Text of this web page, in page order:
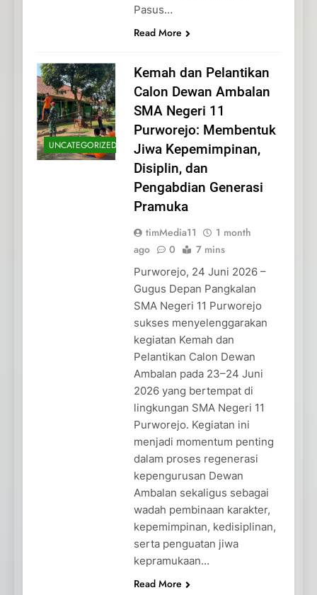
Pasus…
Read More
UNCATEGORIZED
Kemah dan Pelantikan
Calon Dewan Ambalan
SMA Negeri 11
Purworejo: Membentuk
Jiwa Kepemimpinan,
Disiplin, dan
Pengabdian Generasi
Pramuka
timMedia11
1 month
ago
0 7 mins
Purworejo, 24 Juni 2026 –
Gugus Depan Pangkalan
SMA Negeri 11 Purworejo
sukses menyelenggarakan
kegiatan Kemah dan
Pelantikan Calon Dewan
Ambalan pada 23–24 Juni
2026 yang bertempat di
lingkungan SMA Negeri 11
Purworejo. Kegiatan ini
menjadi momentum penting
dalam proses regenerasi
kepengurusan Dewan
Ambalan sekaligus sebagai
wadah pembinaan karakter,
kepemimpinan, kedisiplinan,
serta penguatan jiwa
kepramukaan…
Read More